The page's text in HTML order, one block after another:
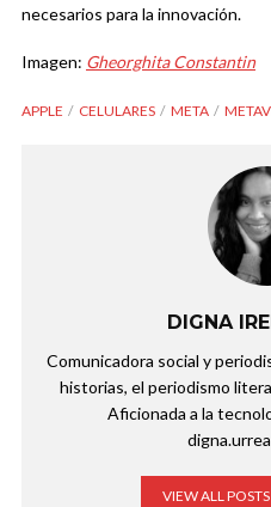
necesarios para la innovación.
Imagen: Gheorghita Constantin
APPLE CELULARES META
DIGNA
Comunicadora social y
historias, el periodismo
Aficionada a la
VIEW ALL POSTS